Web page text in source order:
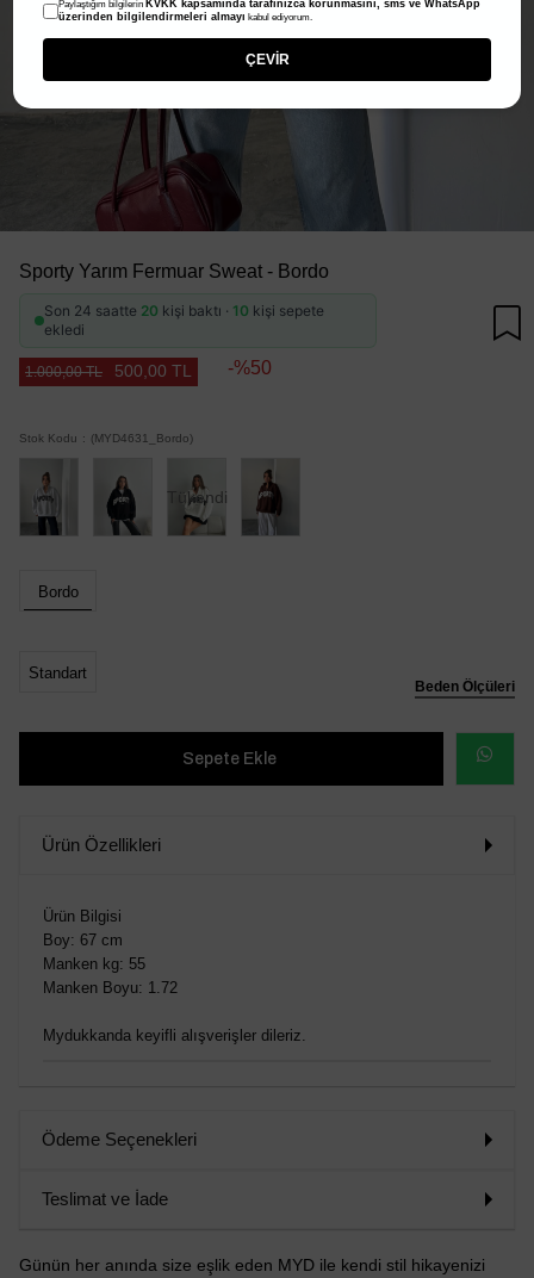
Sporty Yarım Fermuar Sweat - Bordo
Son 24 saatte 20 kişi baktı · 10 kişi sepete
ekledi
1.000,00 TL 500,00 TL 50
Stok Kodu (MYD4631_Bordo)
Tükendi
Beden Ölçüleri
Bordo
Standart
SİPARİŞ
Ürün Özellikleri
Ürün Bilgisi
Boy: 67 cm
Manken kg: 55
Manken Boyu: 1.72
Mydukkanda keyifli alışverişler dileriz.
Ödeme Seçenekleri
Teslimat ve İade
Günün her anında size eşlik eden MYD ile kendi stil hikayenizi
Paylaştığım bilgilerin KVKK kapsamında tarafınızca korunmasını, sms ve WhatsApp
üzerinden bilgilendirmeleri almayı kabul ediyorum.
ÇEVİR